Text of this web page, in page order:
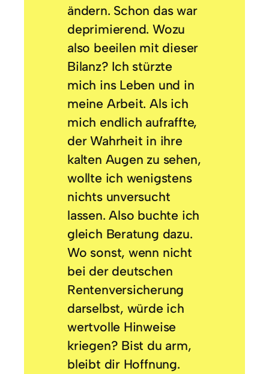
ändern. Schon das war
deprimierend. Wozu
also beeilen mit dieser
Bilanz? Ich stürzte
mich ins Leben und in
meine Arbeit. Als ich
mich endlich aufraffte,
der Wahrheit in ihre
kalten Augen zu sehen,
wollte ich wenigstens
nichts unversucht
lassen. Also buchte ich
gleich Beratung dazu.
Wo sonst, wenn nicht
bei der deutschen
Rentenversicherung
darselbst, würde ich
wertvolle Hinweise
kriegen? Bist du arm,
bleibt dir Hoffnung.